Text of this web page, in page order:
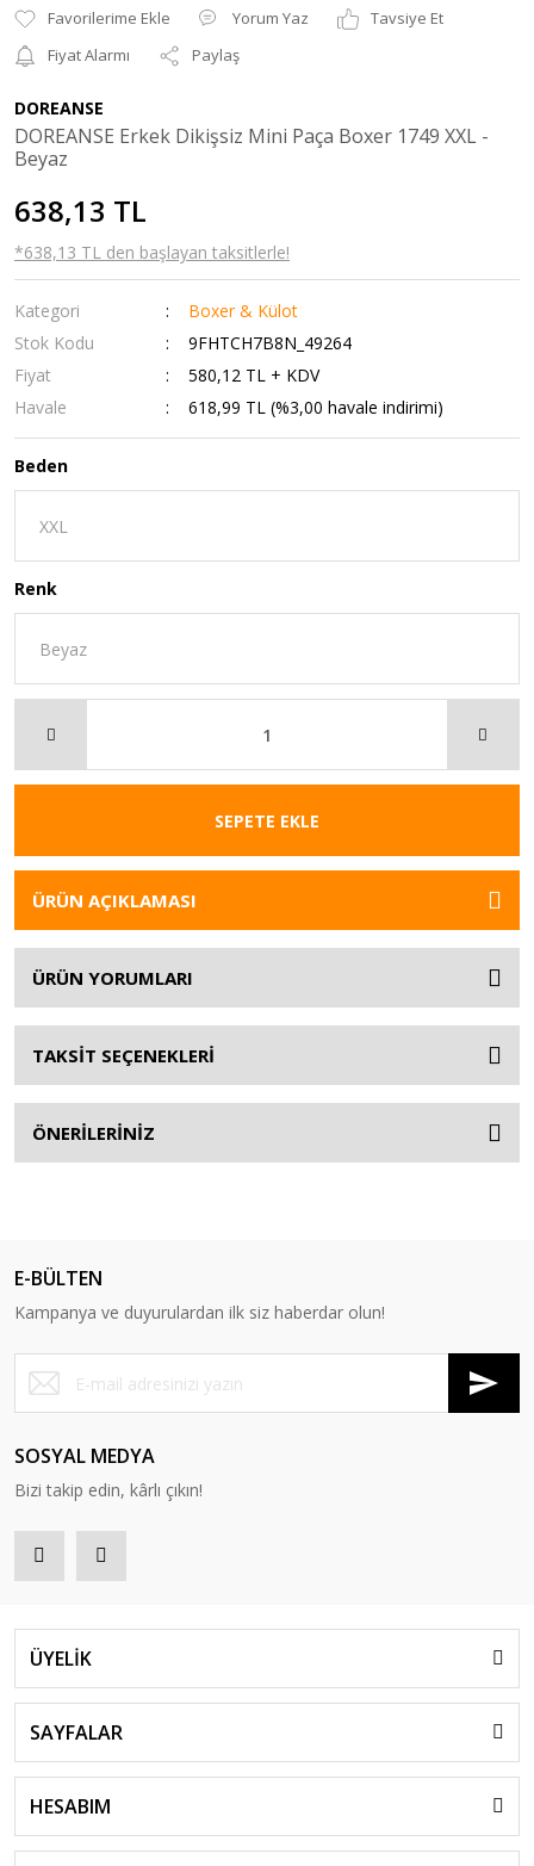
Yorum Yaz
Tavsiye Et
Fiyat Alarmı
Paylaş
DOREANSE
DOREANSE Erkek Dikişsiz Mini Paça Boxer 1749 XXL -
Beyaz
638,13 TL
*638,13 TL den başlayan taksitlerle!
Kategori
Boxer & Külot
Stok Kodu
9FHTCH7B8N_49264
Fiyat
580,12 TL + KDV
Havale
618,99 TL (%3,00 havale indirimi)
Beden
Renk
SEPETE EKLE
ÜRÜN AÇIKLAMASI
ÜRÜN YORUMLARI
TAKSİT SEÇENEKLERİ
ÖNERİLERİNİZ
E-BÜLTEN
Kampanya ve duyurulardan ilk siz haberdar olun!
SOSYAL MEDYA
Bizi takip edin, kârlı çıkın!
ÜYELİK
SAYFALAR
HESABIM